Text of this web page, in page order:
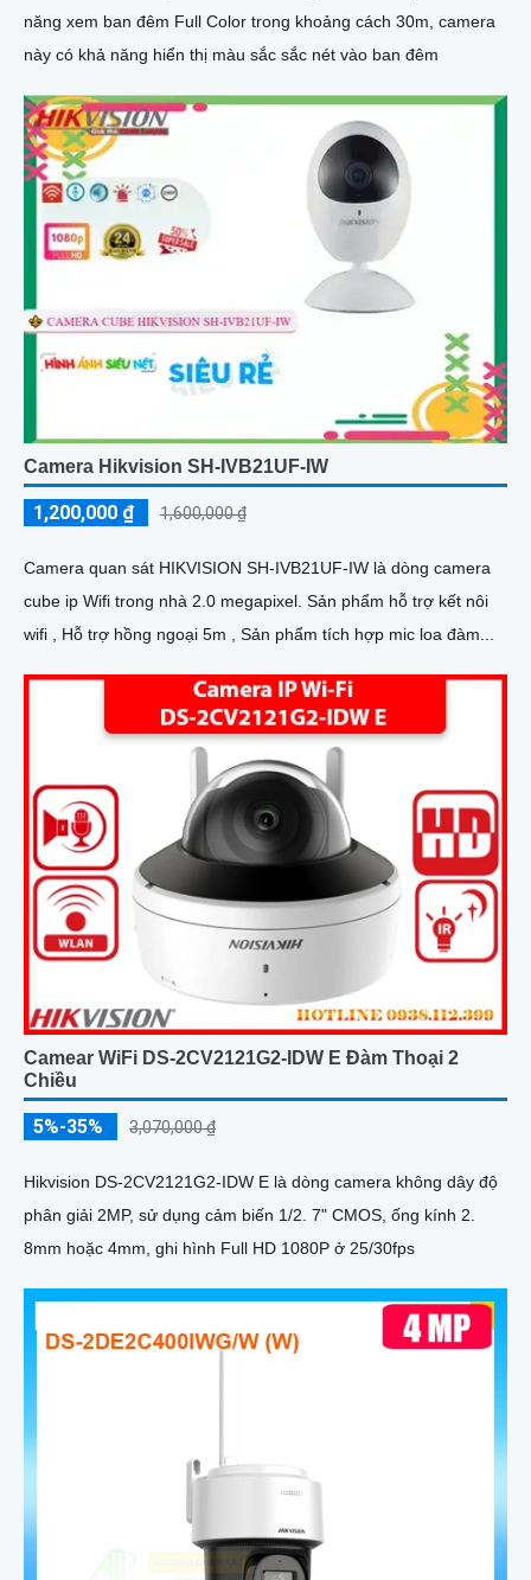
năng xem ban đêm Full Color trong khoảng cách 30m, camera
này có khả năng hiển thị màu sắc sắc nét vào ban đêm
Camera Hikvision SH-IVB21UF-IW
1,200,000 ₫ 1,600,000 ₫
Camera quan sát HIKVISION SH-IVB21UF-IW là dòng camera
cube ip Wifi trong nhà 2.0 megapixel. Sản phẩm hỗ trợ kết nôi
wifi , Hỗ trợ hồng ngoại 5m , Sản phẩm tích hợp mic loa đàm...
Camear WiFi DS-2CV2121G2-IDW E Đàm Thoại 2
Chiều
5%-35% 3,070,000 ₫
Hikvision DS-2CV2121G2-IDW E là dòng camera không dây độ
phân giải 2MP, sử dụng cảm biến 1/2. 7" CMOS, ống kính 2.
8mm hoặc 4mm, ghi hình Full HD 1080P ở 25/30fps